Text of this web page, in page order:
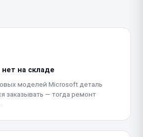
на складе
моделей Microsoft деталь
заказывать — тогда ремонт